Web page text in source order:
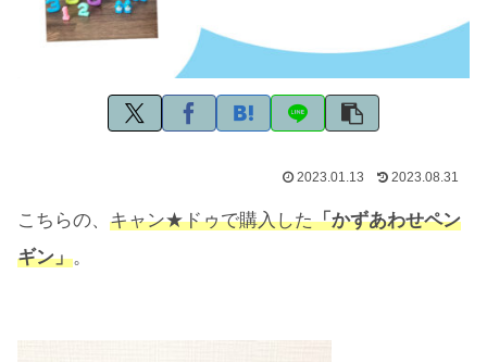
2023.01.13 2023.08.31
こちらの、 キャン★ドゥで購入した「かずあわせペン
ギン」。